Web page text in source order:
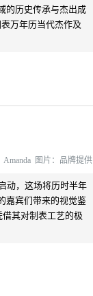
的历史传承与杰出成
万年历当代杰作及
Amanda 图片：品牌提供
动，这场将历时半年
嘉宾们带来的视觉鉴
其对制表工艺的极